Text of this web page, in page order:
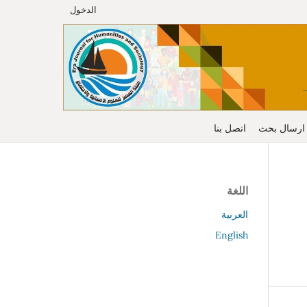
ارسال بحث اتصل بنا
الدخول
اللغة
العربية
English